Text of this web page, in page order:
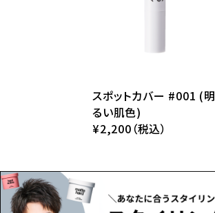
スポットカバー #001 (明
るい肌色)
¥2,200（税込）